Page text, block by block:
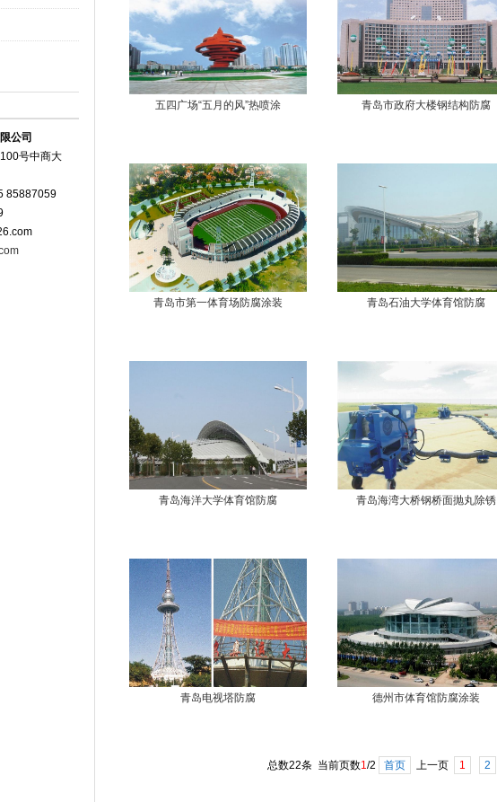
公司
号中商大
85887059
五四广场“五月的风”热喷涂 青岛市政府大楼钢结构防腐
青岛市第一体育场防腐涂装 青岛石油大学体育馆防腐
青岛海洋大学体育馆防腐 青岛海湾大桥钢桥面抛丸除锈
青岛电视塔防腐 德州市体育馆防腐涂装
总数22条 当前页数1/2 首页 上一页 1 2